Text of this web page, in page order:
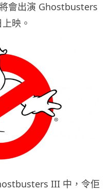
會出演 Ghostbusters
映。
III 中，令佢